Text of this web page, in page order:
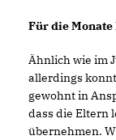
Für die
Ähnlich wie im
allerdings
gewohnt in
dass die Eltern
übernehmen.